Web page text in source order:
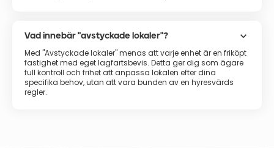
Vad innebär "avstyckade lokaler"? keyboard_arrow_down
Med "Avstyckade lokaler" menas att varje enhet är en friköpt
fastighet med eget lagfartsbevis. Detta ger dig som ägare
full kontroll och frihet att anpassa lokalen efter dina
specifika behov, utan att vara bunden av en hyresvärds
regler.